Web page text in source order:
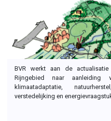
BVR werkt aan de
Rijngebied naar aanleiding
klimaatadaptatie,
verstedelijking en